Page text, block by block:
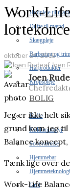
Hudpleje til
Dufte til mænd
Skægpleje
Barbering og
Hårprodukter
Kropspleje
BOLIG
Kaffe
Køkkenudstyr
Soveværelse
Hjemmebar
Hjemmeteknologi
Grill
Work-
oktober 24, 2016
afJoen
Joen Rude
Jeg er ikke helt
grund kom jeg
Balance
Tænk lige over
Work-Life